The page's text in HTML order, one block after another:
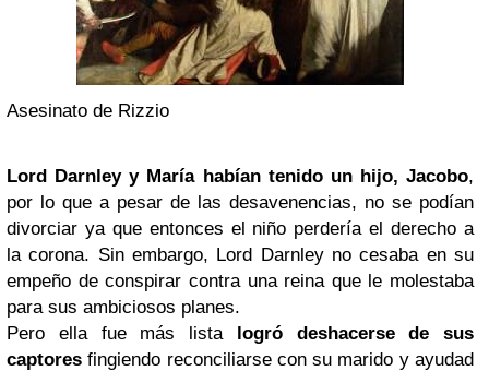
Asesinato de Rizzio
Lord Darnley y María habían tenido un hijo, Jacobo,
por lo que a pesar de las desavenencias, no se podían
divorciar ya que entonces el niño perdería el derecho a
la corona. Sin embargo, Lord Darnley no cesaba en su
empeño de conspirar contra una reina que le molestaba
para sus ambiciosos planes.
Pero ella fue más lista logró deshacerse de sus
captores fingiendo reconciliarse con su marido y ayudad